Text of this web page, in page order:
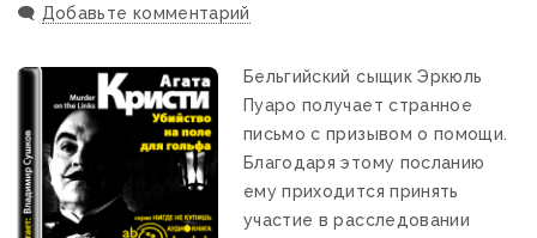
🗨️ Добавьте комментарий
Бельгийский сыщик Эркюль
Пуаро получает странное
письмо с призывом о помощи.
Благодаря этому посланию
ему приходится принять
участие в расследовании